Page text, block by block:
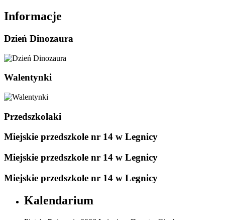
Informacje
Dzień Dinozaura
Walentynki
Przedszkolaki
Miejskie przedszkole nr 14 w Legnicy
Miejskie przedszkole nr 14 w Legnicy
Miejskie przedszkole nr 14 w Legnicy
Kalendarium